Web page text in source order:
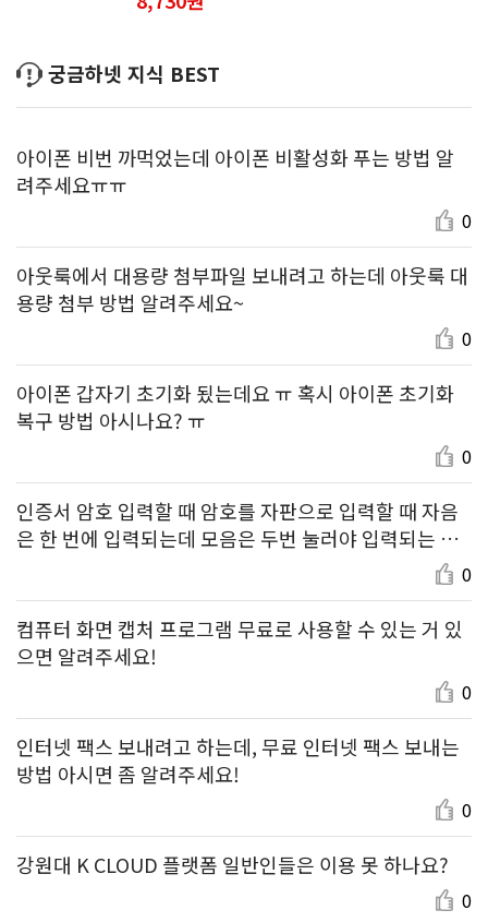
궁금하넷 지식 BEST
아이폰 비번 까먹었는데 아이폰 비활성화 푸는 방법 알
려주세요ㅠㅠ
0
아웃룩에서 대용량 첨부파일 보내려고 하는데 아웃룩 대
용량 첨부 방법 알려주세요~
0
아이폰 갑자기 초기화 됬는데요 ㅠ 혹시 아이폰 초기화
복구 방법 아시나요? ㅠ
0
인증서 암호 입력할 때 암호를 자판으로 입력할 때 자음
은 한 번에 입력되는데 모음은 두번 눌러야 입력되는 이
0
컴퓨터 화면 캡처 프로그램 무료로 사용할 수 있는 거 있
으면 알려주세요!
0
인터넷 팩스 보내려고 하는데, 무료 인터넷 팩스 보내는
방법 아시면 좀 알려주세요!
0
강원대 K CLOUD 플랫폼 일반인들은 이용 못 하나요?
0